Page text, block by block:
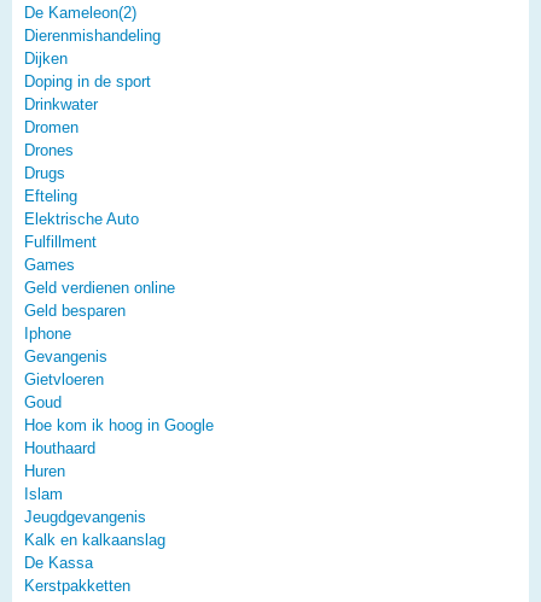
De Kameleon(2)
Dierenmishandeling
Dijken
Doping in de sport
Drinkwater
Dromen
Drones
Drugs
Efteling
Elektrische Auto
Fulfillment
Games
Geld verdienen online
Geld besparen
Iphone
Gevangenis
Gietvloeren
Goud
Hoe kom ik hoog in Google
Houthaard
Huren
Islam
Jeugdgevangenis
Kalk en kalkaanslag
De Kassa
Kerstpakketten